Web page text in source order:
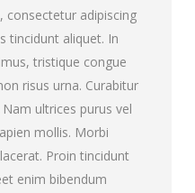
consectetur adipiscing
tincidunt aliquet. In
tristique congue
risus urna. Curabitur
ultrices purus vel
mollis. Morbi
Proin tincidunt
enim bibendum